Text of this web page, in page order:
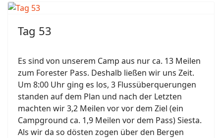
Tag 53
Es sind von unserem Camp aus nur ca. 13 Meilen
zum Forester Pass. Deshalb ließen wir uns Zeit.
Um 8:00 Uhr ging es los, 3 Flussüberquerungen
standen auf dem Plan und nach der Letzten
machten wir 3,2 Meilen vor vor dem Ziel (ein
Campground ca. 1,9 Meilen vor dem Pass) Siesta.
Als wir da so dösten zogen über den Bergen